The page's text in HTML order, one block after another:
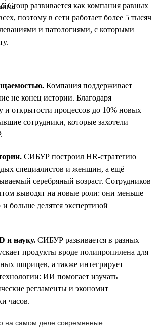
Group развивается как компания равных
поэтому в сети работает более 5 тысяч
и патологиями, с которыми
Компания поддерживает
не конец истории. Благодаря
и открытости процессов до 10% новых
сотрудники, которые захотели
СИБУР построил HR-стратегию
специалистов и женщин, а ещё
серебряный возраст. Сотрудников
выводят на новые роли: они меньше
больше делятся экспертизой
и науку. СИБУР развивается в разных
продукты вроде полипропилена для
шприцев, а также интегрирует
ИИ помогает изучать
регламенты и экономит
часов.
на самом деле современные